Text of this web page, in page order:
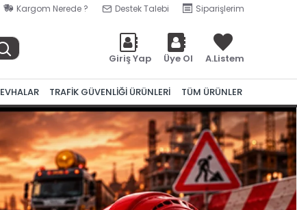
Kargom Nerede ? Destek Talebi Siparişlerim
Giriş Yap Üye Ol A.Listem
TRAFİK GÜVENLİĞİ ÜRÜNLERİ TÜM ÜRÜNLER